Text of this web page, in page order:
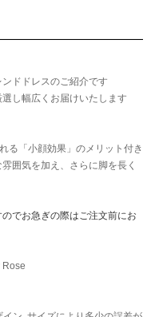
ドドレスのご紹介です
し幅広くお届けいたします
る「小顔効果」のメリット付き
囲気を加え、さらに脚を長く
でお急ぎの際はご注文前にお